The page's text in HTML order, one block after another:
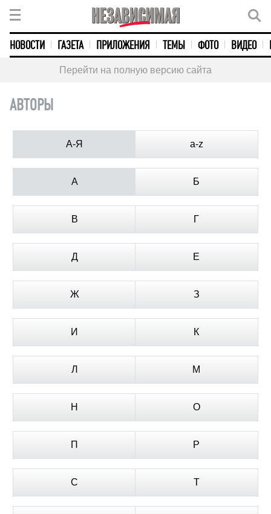
НОВОСТИ ГАЗЕТА ПРИЛОЖЕНИЯ ТЕМЫ ФОТО ВИДЕО
Перейти на полную версию сайта
АВТОРЫ
А-Я a-z
А Б
В Г
Д Е
Ж З
И К
Л М
Н О
П Р
С Т